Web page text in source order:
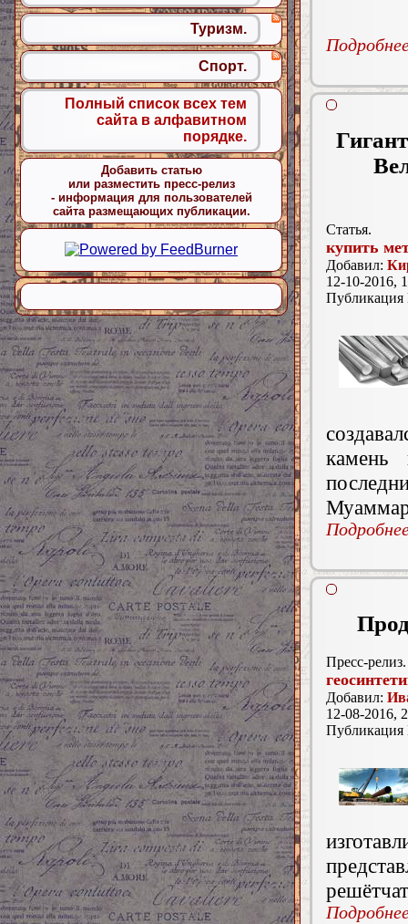
Статья.
купить
Добавил:
12-10-2016,
камень
Пресс-релиз.
Добавил:
12-08-2016,
Туризм.
Спорт.
Полный список всех тем
сайта в алфавитном
порядке.
Добавить статью
или разместить пресс-релиз
- информация для пользователей
сайта размещающих публикации.